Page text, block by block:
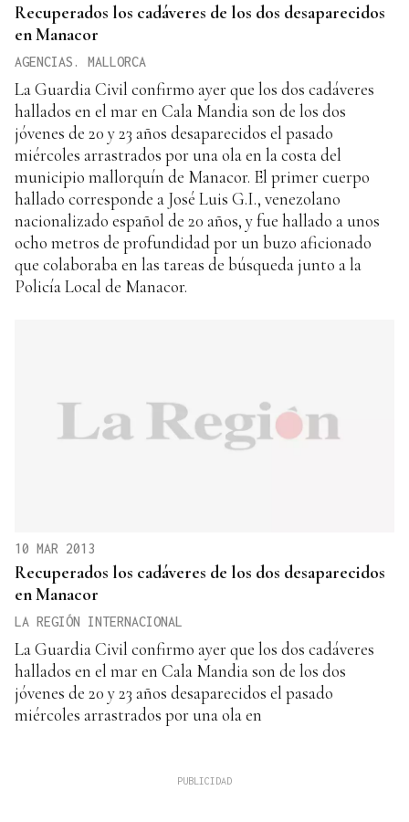
Recuperados los cadáveres de los dos desaparecidos
en Manacor
AGENCIAS. MALLORCA
La Guardia Civil confirmo ayer que los dos cadáveres
hallados en el mar en Cala Mandia son de los dos
jóvenes de 20 y 23 años desaparecidos el pasado
miércoles arrastrados por una ola en la costa del
municipio mallorquín de Manacor. El primer cuerpo
hallado corresponde a José Luis G.I., venezolano
nacionalizado español de 20 años, y fue hallado a unos
ocho metros de profundidad por un buzo aficionado
que colaboraba en las tareas de búsqueda junto a la
Policía Local de Manacor.
10 MAR 2013
Recuperados los cadáveres de los dos desaparecidos
en Manacor
LA REGIÓN INTERNACIONAL
La Guardia Civil confirmo ayer que los dos cadáveres
hallados en el mar en Cala Mandia son de los dos
jóvenes de 20 y 23 años desaparecidos el pasado
miércoles arrastrados por una ola en